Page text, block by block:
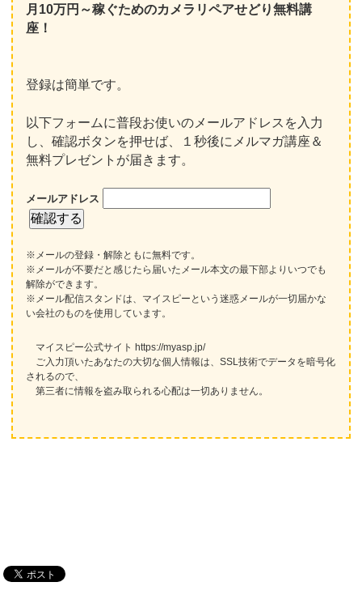
月10万円～稼ぐためのカメラリペアせどり無料講
座！
登録は簡単です。
以下フォームに普段お使いのメールアドレスを入力
し、確認ボタンを押せば、１秒後にメルマガ講座＆
無料プレゼントが届きます。
メールアドレス
※メールの登録・解除ともに無料です。
※メールが不要だと感じたら届いたメール本文の最下部よりいつでも
解除ができます。
※メール配信スタンドは、マイスピーという迷惑メールが一切届かな
い会社のものを使用しています。
マイスピー公式サイト https://myasp.jp/
ご入力頂いたあなたの大切な個人情報は、SSL技術でデータを暗号化
されるので、
第三者に情報を盗み取られる心配は一切ありません。